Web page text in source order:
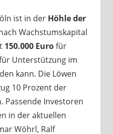
ist in der Höhle der
Wachstumskapital
150.000 Eurofür
Unterstützung im
kann. Die Löwen
10 Prozent der
Passende Investoren
in der aktuellen
Wöhrl, Ralf